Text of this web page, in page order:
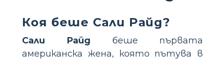
Коя беше Сали Райд?
Сали Райд беше първата
американска жена, която пътува в